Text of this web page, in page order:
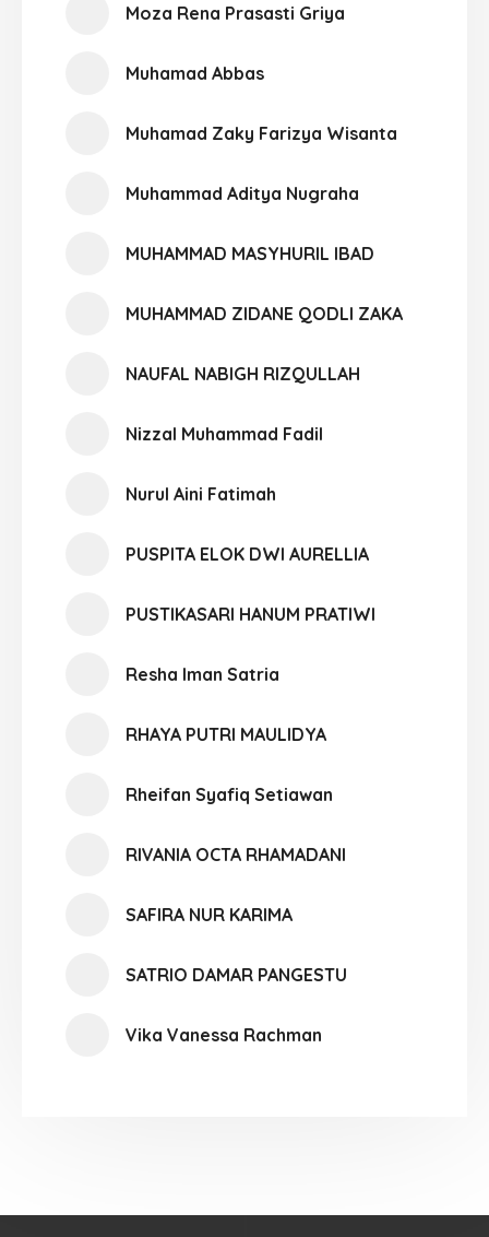
Moza Rena Prasasti Griya
Muhamad Abbas
Muhamad Zaky Farizya Wisanta
Muhammad Aditya Nugraha
MUHAMMAD MASYHURIL IBAD
MUHAMMAD ZIDANE QODLI ZAKA
NAUFAL NABIGH RIZQULLAH
Nizzal Muhammad Fadil
Nurul Aini Fatimah
PUSPITA ELOK DWI AURELLIA
PUSTIKASARI HANUM PRATIWI
Resha Iman Satria
RHAYA PUTRI MAULIDYA
Rheifan Syafiq Setiawan
RIVANIA OCTA RHAMADANI
SAFIRA NUR KARIMA
SATRIO DAMAR PANGESTU
Vika Vanessa Rachman